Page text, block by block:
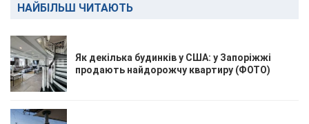
НАЙБІЛЬШ ЧИТАЮТЬ
Як декілька будинків у США: у Запоріжжі
продають найдорожчу квартиру (ФОТО)